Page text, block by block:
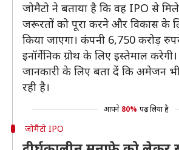
जोमैटो ने बताया है कि वह IPO से
जरूरतों को पूरा करने और विकास के
किया जाएगा। कंपनी 6,750 करोड़
इनॉर्गेनिक ग्रोथ के लिए इस्तेमाल करेगी।
जानकारी के लिए बता दें कि अमेजन भी
रही है।
आपने 80% पढ़ लिया है
जोमैटो IPO